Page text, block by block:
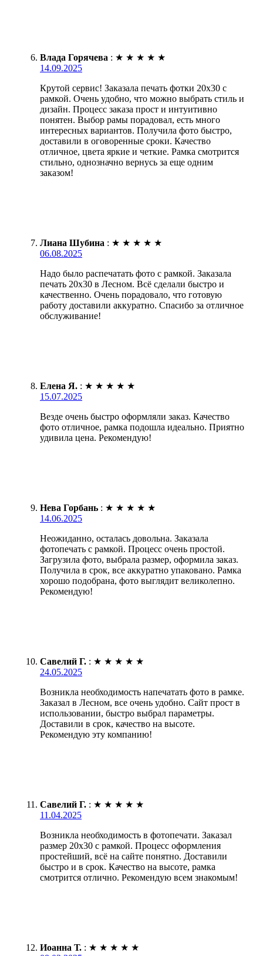
Влада Горячева : ★ ★ ★ ★ ★
14.09.2025
Крутой сервис! Заказала печать фотки 20х30 с
рамкой. Очень удобно, что можно выбрать стиль и
дизайн. Процесс заказа прост и интуитивно
понятен. Выбор рамы порадовал, есть много
интересных вариантов. Получила фото быстро,
доставили в оговоренные сроки. Качество
отличное, цвета яркие и четкие. Рамка смотрится
стильно, однозначно вернусь за еще одним
заказом!
Лиана Шубина : ★ ★ ★ ★ ★
06.08.2025
Надо было распечатать фото с рамкой. Заказала
печать 20х30 в Лесном. Всё сделали быстро и
качественно. Очень порадовало, что готовую
работу доставили аккуратно. Спасибо за отличное
обслуживание!
Елена Я. : ★ ★ ★ ★ ★
15.07.2025
Везде очень быстро оформляли заказ. Качество
фото отличное, рамка подошла идеально. Приятно
удивила цена. Рекомендую!
Нева Горбань : ★ ★ ★ ★ ★
14.06.2025
Неожиданно, осталась довольна. Заказала
фотопечать с рамкой. Процесс очень простой.
Загрузила фото, выбрала размер, оформила заказ.
Получила в срок, все аккуратно упаковано. Рамка
хорошо подобрана, фото выглядит великолепно.
Рекомендую!
Савелий Г. : ★ ★ ★ ★ ★
24.05.2025
Возникла необходимость напечатать фото в рамке.
Заказал в Лесном, все очень удобно. Сайт прост в
использовании, быстро выбрал параметры.
Доставили в срок, качество на высоте.
Рекомендую эту компанию!
Савелий Г. : ★ ★ ★ ★ ★
11.04.2025
Возникла необходимость в фотопечати. Заказал
размер 20х30 с рамкой. Процесс оформления
простейший, всё на сайте понятно. Доставили
быстро и в срок. Качество на высоте, рамка
смотрится отлично. Рекомендую всем знакомым!
Иоанна Т. : ★ ★ ★ ★ ★